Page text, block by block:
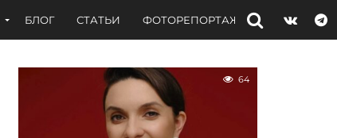
БЛОГ СТАТЬИ ФОТОРЕПОРТАЖИ ИНТЕРВЬЮ
64